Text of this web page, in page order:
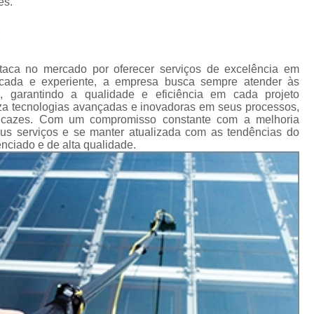
Impermeabilização de Laje de
Impermeabilização Laje de
Impermeabilizante
Impermeabilização
Impermeabilização de Laje com Manta
Impermeabilização de Laje Exposta ao
Impermeabilização Laje
Impermeabilização Laje
Instalação Hidráulica Aparente
no mercado por oferecer serviços de excelência em
e experiente, a empresa busca sempre atender às
garantindo a qualidade e eficiência em cada projeto
tecnologias avançadas e inovadoras em seus processos,
Com um compromisso constante com a melhoria
serviços e se manter atualizada com as tendências do
e de alta qualidade.